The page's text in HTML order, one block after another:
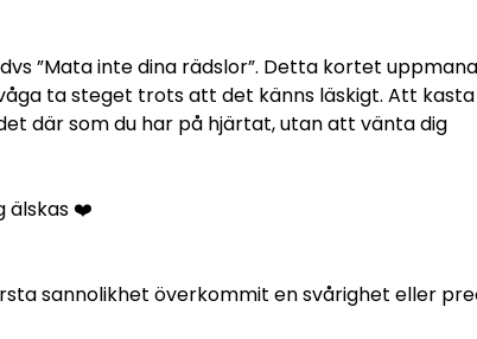
”Mata inte dina rädslor”. Detta kortet
ta steget trots att det känns läskigt. Att kasta
där som du har på hjärtat, utan att vänta dig
älskas ❤️
sannolikhet överkommit en svårighet eller